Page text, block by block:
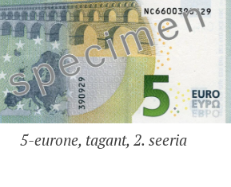
5-eurone, tagant, 2. seeria